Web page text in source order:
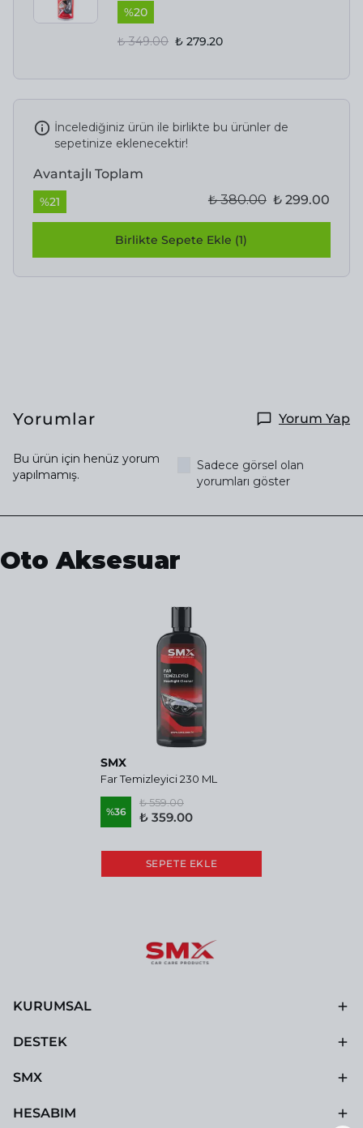
%20
₺ 349.00 ₺ 279.20
İncelediğiniz ürün ile birlikte bu ürünler de
sepetinize eklenecektir!
Avantajlı Toplam
%21 ₺ 380.00 ₺ 299.00
Birlikte Sepete Ekle (1)
Yorumlar Yorum Yap
Bu ürün için henüz yorum
yapılmamış.
Sadece görsel olan
yorumları göster
Oto Aksesuar
SMX
Far Temizleyici 230 ML
%36
₺ 559.00
₺ 359.00
SEPETE EKLE
KURUMSAL
DESTEK
SMX
HESABIM